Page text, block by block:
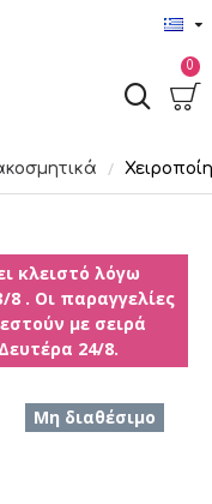
0
κλειστό λόγω
. Οι παραγγελίες
με σειρά
24/8.
Μη διαθέσιμο